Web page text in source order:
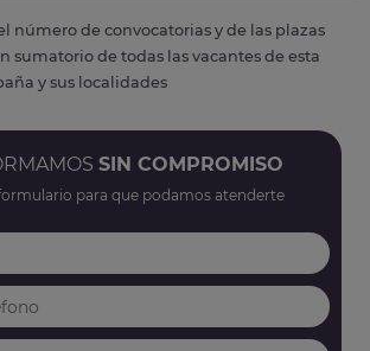
número de convocatorias y de las plazas
sumatorio de todas las vacantes de esta
y sus localidades
SIN COMPROMISO
para que podamos atenderte